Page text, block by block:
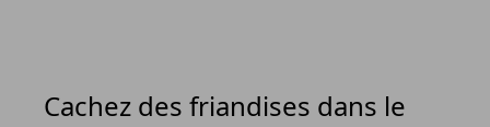
Cachez des friandises dans le